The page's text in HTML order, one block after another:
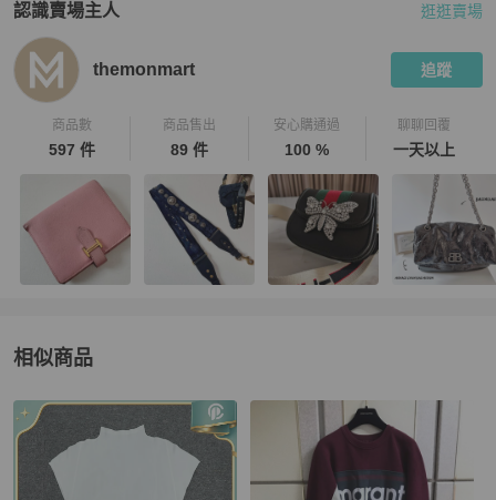
認識賣場主人
PopChill 拍拍圈嚴選賣家
逛逛賣場
themonmart 追蹤
商品數
597 件
商品售出
89 件
安心購通過
100 %
聊聊回覆
一天以上
相似商品
更多相似女裝推薦精品